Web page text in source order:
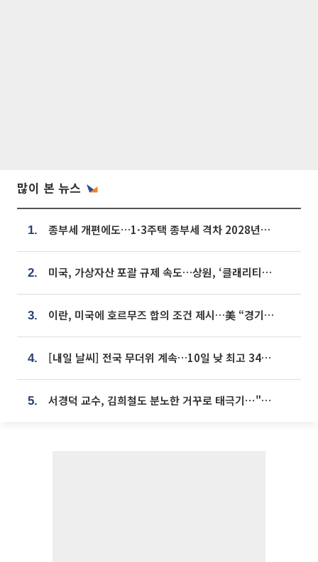
많이 본 뉴스
1. 종부세 개편에도…1·3주택 종부세 격차 2028년부터 확대
2. 미국, 가상자산 포괄 규제 속도…상원, ‘클래리티법’ 9월 절차투표 추진
3. 이란, 미국에 호르무즈 합의 조건 제시…美 “경기 아직 안 끝나” [종합]
4. [내일 날씨] 전국 무더위 계속…10일 낮 최고 34도 육박
5. 서경덕 교수, 김희철도 분노한 거꾸로 태극기⋯"엉터리는 아냐, 아쉬울 뿐"